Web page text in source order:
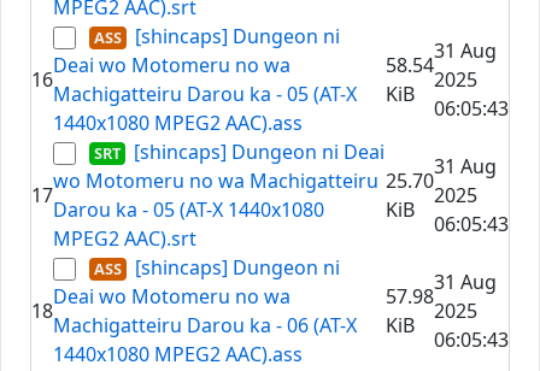
MPEG2 AAC).srt
16
[shincaps] Dungeon ni
Deai wo Motomeru no wa
Machigatteiru Darou ka - 05 (AT-X
1440x1080 MPEG2 AAC).ass
58.54
KiB
31 Aug
2025
06:05:43
17
[shincaps] Dungeon ni Deai
wo Motomeru no wa Machigatteiru
Darou ka - 05 (AT-X 1440x1080
MPEG2 AAC).srt
25.70
KiB
31 Aug
2025
06:05:43
18
[shincaps] Dungeon ni
Deai wo Motomeru no wa
Machigatteiru Darou ka - 06 (AT-X
1440x1080 MPEG2 AAC).ass
57.98
KiB
31 Aug
2025
06:05:43